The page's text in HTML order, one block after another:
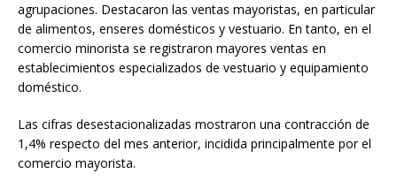
agrupaciones. Destacaron las ventas mayoristas, en particular
de alimentos, enseres domésticos y vestuario. En tanto, en el
comercio minorista se registraron mayores ventas en
establecimientos especializados de vestuario y equipamiento
doméstico.
Las cifras desestacionalizadas mostraron una contracción de
1,4% respecto del mes anterior, incidida principalmente por el
comercio mayorista.